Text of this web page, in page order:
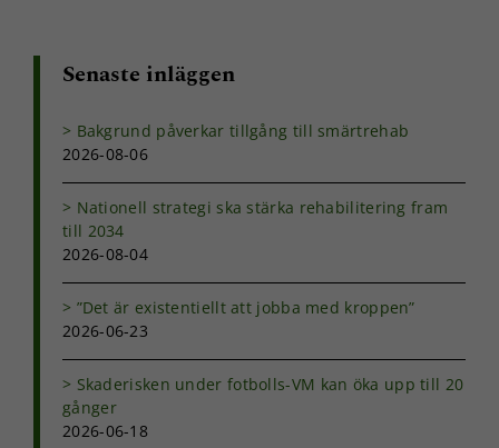
Senaste inläggen
Bakgrund påverkar tillgång till smärtrehab
2026-08-06
Nationell strategi ska stärka rehabilitering fram
till 2034
2026-08-04
”Det är existentiellt att jobba med kroppen”
2026-06-23
Skaderisken under fotbolls-VM kan öka upp till 20
gånger
2026-06-18